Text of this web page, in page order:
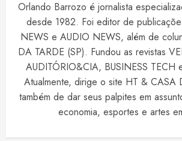
Orlando Barrozo é jornalista
desde 1982. Foi editor de
NEWS e AUDIO NEWS, além de
DA TARDE (SP). Fundou as revistas
AUDITÓRIO&CIA, BUSINESS TECH
Atualmente, dirige o site HT & CASA
também de dar seus palpites em
economia, esportes e artes